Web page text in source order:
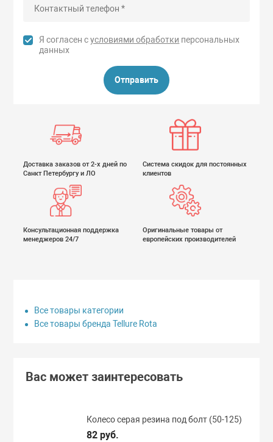
Я согласен сусловиями обработки персональных
данных
Отправить
Доставка заказов от 2-х дней по
Санкт Петербургу и ЛО
Система скидок для постоянных
клиентов
Консультационная поддержка
менеджеров 24/7
Оригинальные товары от
европейских производителей
Все товары категории
Все товары бренда Tellure Rota
Вас может заинтересовать
Колесо серая резина под болт (50-125)
82 руб.